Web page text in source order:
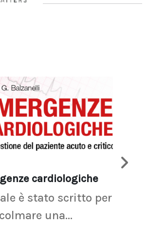
cardiologiche
è stato scritto per
colmare una...